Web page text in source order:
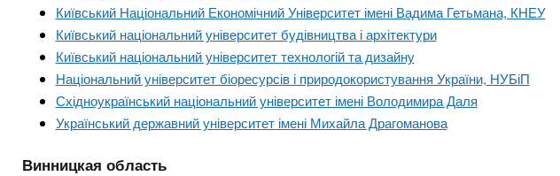
Київський Національний Економічний Університет імені Вадима Гетьмана, КНЕУ
Київський національний університет будівництва і архітектури
Київський національний університет технологій та дизайну
Національний університет біоресурсів і природокористування України, НУБіП
Східноукраїнський національний університет імені Володимира Даля
Український державний університет імені Михайла Драгоманова
Винницкая область